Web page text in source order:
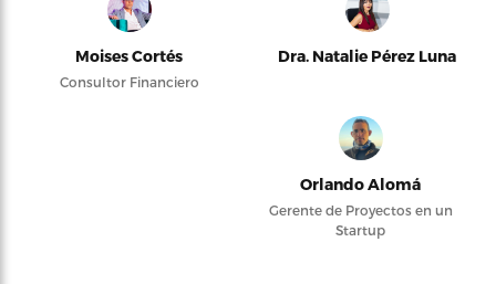
Moises Cortés
Consultor Financiero
Dra. Natalie Pérez Luna
Orlando Alomá
Gerente de Proyectos en un
Startup